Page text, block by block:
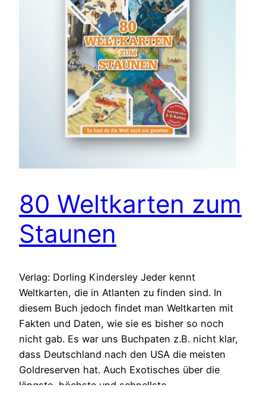
80 Weltkarten zum
Staunen
Verlag: Dorling Kindersley Jeder kennt
Weltkarten, die in Atlanten zu finden sind. In
diesem Buch jedoch findet man Weltkarten mit
Fakten und Daten, wie sie es bisher so noch
nicht gab. Es war uns Buchpaten z.B. nicht klar,
dass Deutschland nach den USA die meisten
Goldreserven hat. Auch Exotisches über die
längste, höchste und schnellste…